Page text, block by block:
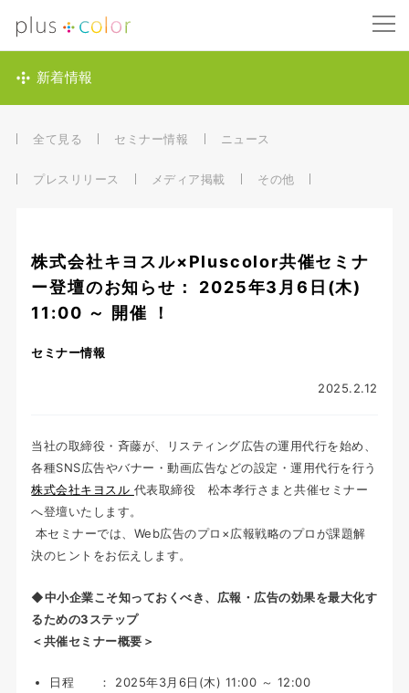
新着情報
全て見る セミナー情報 ニュース
プレスリリース メディア掲載 その他
株式会社キヨスル×Pluscolor共催セミナ
ー登壇のお知らせ： 2025年3月6日(木)
11:00 ～ 開催 ！
セミナー情報
2025.2.12
当社の取締役・斉藤が、リスティング広告の運用代行を始め、
各種SNS広告やバナー・動画広告などの設定・運用代行を行う
株式会社キヨスル 代表取締役 松本孝行さま と共催セミナー
へ登壇いたします。
本セミナーでは、Web広告のプロ×広報戦略のプロが課題解
決のヒントをお伝えします。
◆中小企業こそ知っておくべき、広報・広告の効果を最大化す
るための3ステップ
＜共催セミナー概要＞
日程 ： 2025年3月6日(木) 11:00 ～ 12:00